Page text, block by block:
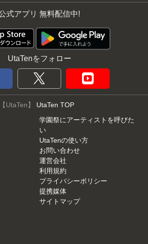
式アプリ 無料配信中!
UtaTenをフォロー
UtaTen】 UtaTen TOP
学園祭にアーティストを呼びた
い
UtaTenの使い方
お問い合わせ
運営会社
利用規約
プライバシーポリシー
提携媒体
サイトマップ